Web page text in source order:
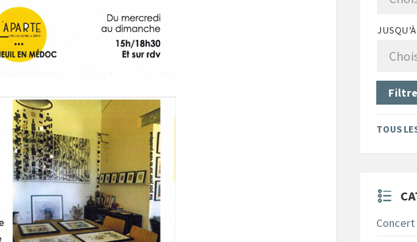
TOUS
Concert